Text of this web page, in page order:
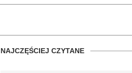
NAJCZĘŚCIEJ CZYTANE